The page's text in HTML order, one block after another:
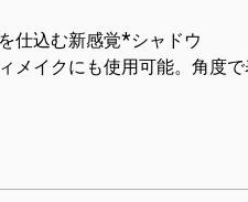
仕込む新感覚*シャドウ
メイクにも使用可能。角度